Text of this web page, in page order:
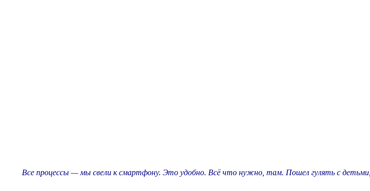
Все процессы — мы свели к смартфону. Это удобно. Всё что нужно, там. Пошел гулять с